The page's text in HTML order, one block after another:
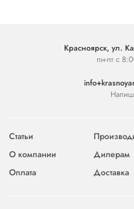
Красноярск, ул.
пн-пт с
Статьи
О компании
Дилерам
Оплата
Доставка